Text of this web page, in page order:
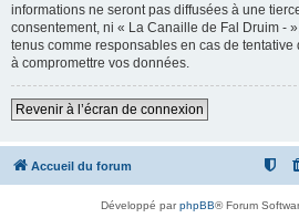
informations ne seront pas diffusées à une
consentement, ni « La Canaille de Fal Druim -
tenus comme responsables en cas de
à compromettre vos données.
Revenir à l’écran de connexion
Accueil du forum
Développé parphpBB® Forum